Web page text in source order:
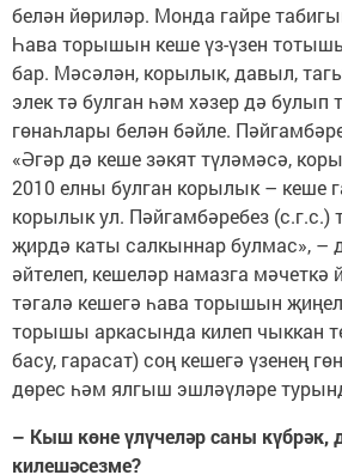
белән йөриләр. Монда гайре
Һава торышын кеше үз-үзен
бар. Мәсәлән, корылык, давыл,
элек тә булган һәм хәзер дә булып
гөнаһлары белән бәйле.
«Әгәр дә кеше зәкят түләмәсә,
2010 елны булган корылык – кеше
корылык ул. Пәйгамбәребез (с.г.с.)
җирдә каты салкыннар булмас», –
әйтелеп, кешеләр намазга мәчеткә
тәгалә кешегә һава торышын
торышы аркасында килеп чыккан
басу, гарасат) соң кешегә үзенең
дөрес һәм ялгыш эшләүләре
– Кыш көне үлүчеләр саны күбрәк,
килешәсезме?